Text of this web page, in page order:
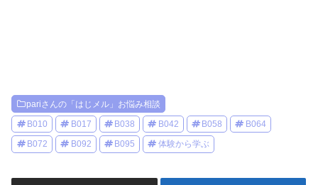
pariさんの「はじメル」お悩み相談
B010 B017 B038 B042 B058 B064
B072 B092 B095 体験から学ぶ